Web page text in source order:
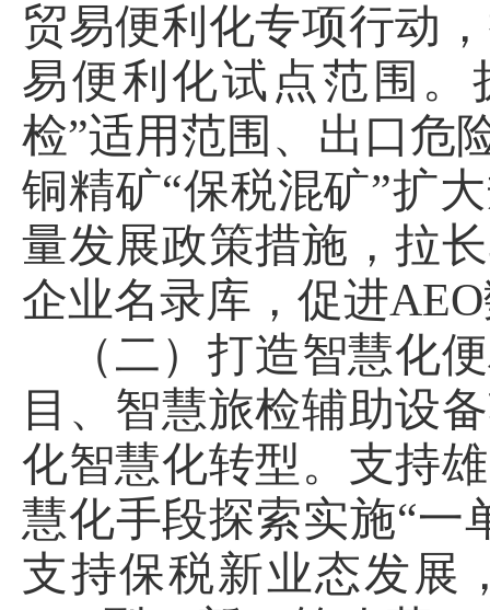
贸易便利化专项行动
易便利化试点范围
检”适用范围、出口危
铜精矿“保税混矿”扩
量发展政策措施，拉
企业名录库，促进
（二）打造智慧化
目、智慧旅检辅助设
化智慧化转型。支持
慧化手段探索实施“一
支持保税新业态发展